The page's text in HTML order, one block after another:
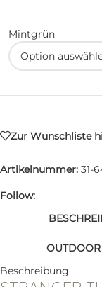
Mintgrün
Zur Wunschliste
Artikelnummer: 31-
Follow:
Beschreibung